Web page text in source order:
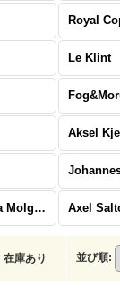
Royal
Le Klint
Aksel
Peter Hvidt & Orla Molgaard Nielsen Axel
在庫あり 並び順: